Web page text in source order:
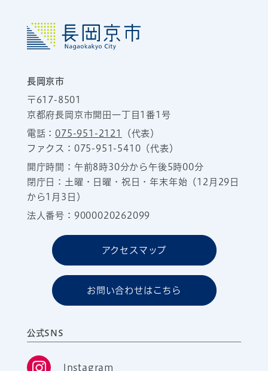
長岡京市
〒617-8501
京都府長岡京市開田一丁目1番1号
電話：075-951-2121
（代表）
ファクス：075-951-5410（代表）
開庁時間：午前8時30分から午後5時00分
閉庁日：土曜・日曜・祝日・年末年始（12月29日
から1月3日）
法人番号：9000020262099
アクセスマップ
お問い合わせはこちら
公式SNS
Instagram